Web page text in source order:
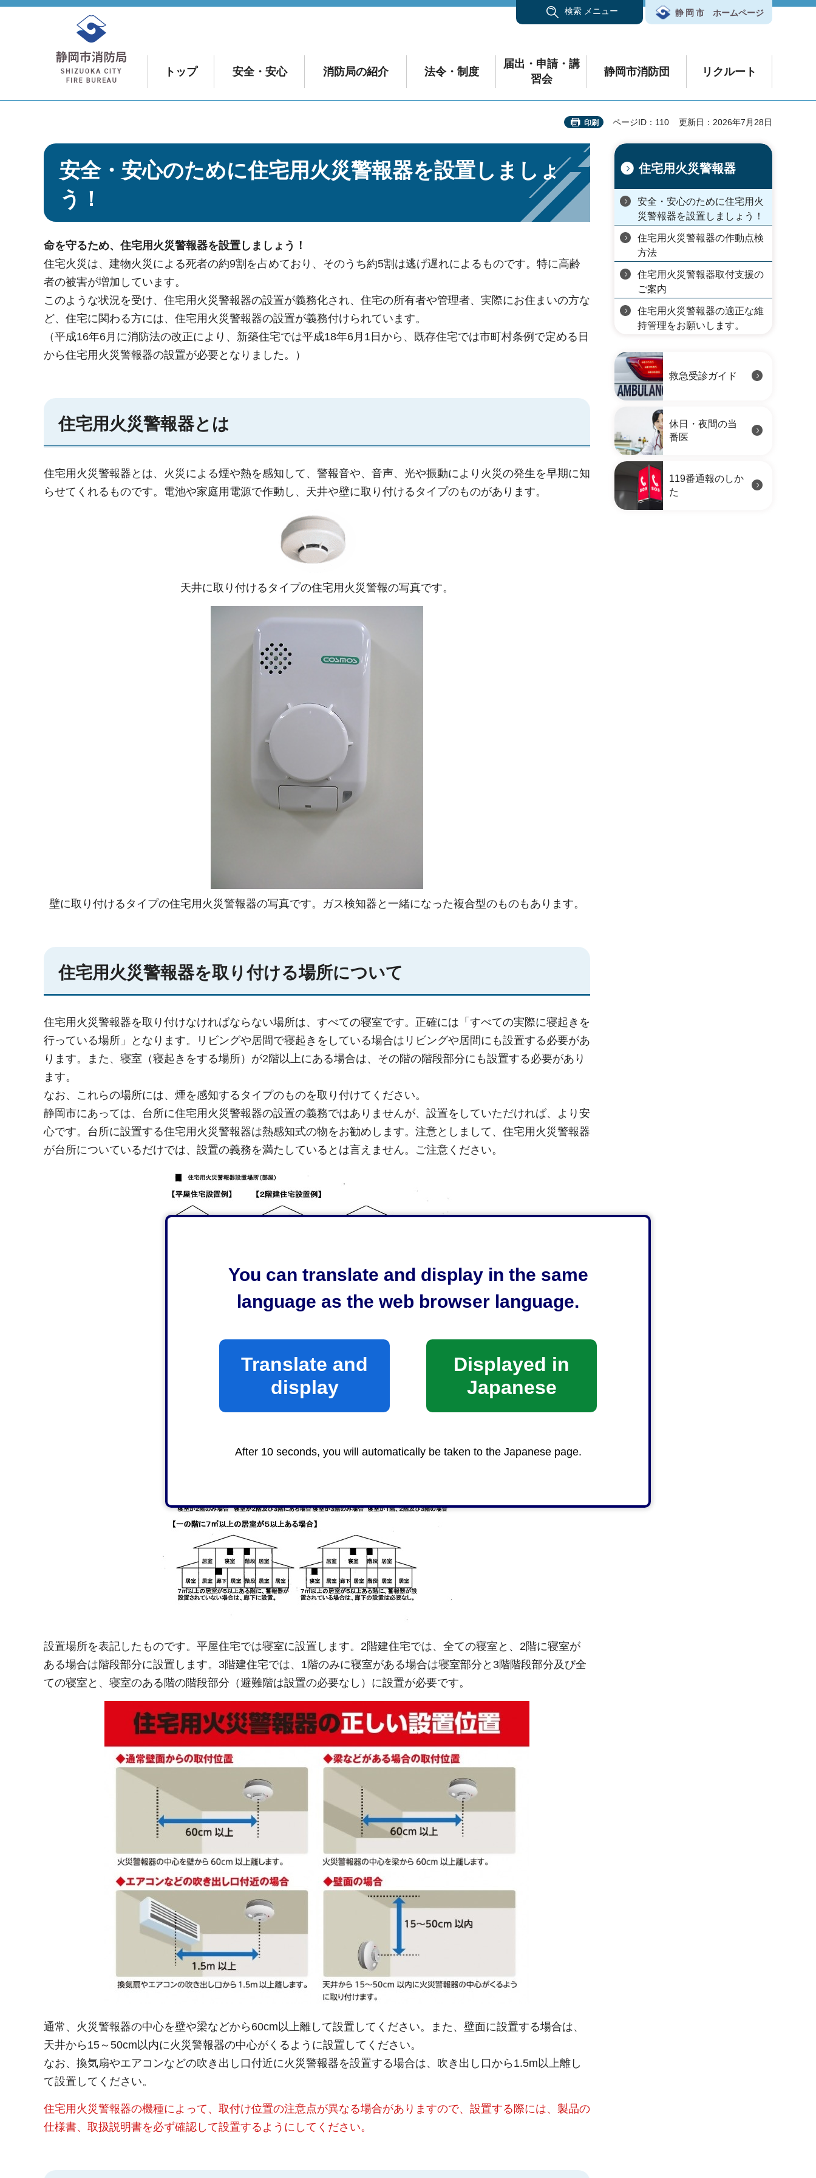
You can translate and display in the same
language as the web browser language.
Translate and
display
Displayed in
Japanese
After 10 seconds, you will automatically be taken to the Japanese page.
静岡市消防局 検索メニュー 静岡市 ホームページ
トップ 安全・安心 消防局の紹介 法令・制度
届出・申請・講
習会
静岡市消防団 リクルート
印刷 ページID：110 更新日：2026年7月28日
安全・安心のために住宅用火災警報器を設置しましょ
う！
命を守るため、住宅用火災警報器を設置しましょう！
住宅火災は、建物火災による死者の約9割を占めており、そのうち約5割は逃げ遅れによるものです。特に高齢
者の被害が増加しています。
このような状況を受け、住宅用火災警報器の設置が義務化され、住宅の所有者や管理者、実際にお住まいの方な
ど、住宅に関わる方には、住宅用火災警報器の設置が義務付けられています。
（平成16年6月に消防法の改正により、新築住宅では平成18年6月1日から、既存住宅では市町村条例で定める日
から住宅用火災警報器の設置が必要となりました。）
住宅用火災警報器とは
住宅用火災警報器とは、火災による煙や熱を感知して、警報音や、音声、光や振動により火災の発生を早期に知
らせてくれるものです。電池や家庭用電源で作動し、天井や壁に取り付けるタイプのものがあります。
天井に取り付けるタイプの住宅用火災警報の写真です。
壁に取り付けるタイプの住宅用火災警報器の写真です。ガス検知器と一緒になった複合型のものもあります。
住宅用火災警報器を取り付ける場所について
住宅用火災警報器を取り付けなければならない場所は、すべての寝室です。正確には「すべての実際に寝起きを
行っている場所」となります。リビングや居間で寝起きをしている場合はリビングや居間にも設置する必要があ
ります。また、寝室（寝起きをする場所）が2階以上にある場合は、その階の階段部分にも設置する必要があり
ます。
なお、これらの場所には、煙を感知するタイプのものを取り付けてください。
静岡市にあっては、台所に住宅用火災警報器の設置の義務ではありませんが、設置をしていただければ、より安
心です。台所に設置する住宅用火災警報器は熱感知式の物をお勧めします。注意としまして、住宅用火災警報器
が台所についているだけでは、設置の義務を満たしているとは言えません。ご注意ください。
設置場所を表記したものです。平屋住宅では寝室に設置します。2階建住宅では、全ての寝室と、2階に寝室が
ある場合は階段部分に設置します。3階建住宅では、1階のみに寝室がある場合は寝室部分と3階階段部分及び全
ての寝室と、寝室のある階の階段部分（避難階は設置の必要なし）に設置が必要です。
通常、火災警報器の中心を壁や梁などから60cm以上離して設置してください。また、壁面に設置する場合は、
天井から15～50cm以内に火災警報器の中心がくるように設置してください。
なお、換気扇やエアコンなどの吹き出し口付近に火災警報器を設置する場合は、吹き出し口から1.5m以上離し
て設置してください。
住宅用火災警報器の機種によって、取付け位置の注意点が異なる場合がありますので、設置する際には、製品の
仕様書、取扱説明書を必ず確認して設置するようにしてください。
住宅用火災警報器
安全・安心のために住宅用火
災警報器を設置しましょう！
住宅用火災警報器の作動点検
方法
住宅用火災警報器取付支援の
ご案内
住宅用火災警報器の適正な維
持管理をお願いします。
救急受診ガイド
休日・夜間の当
番医
119番通報のしか
た